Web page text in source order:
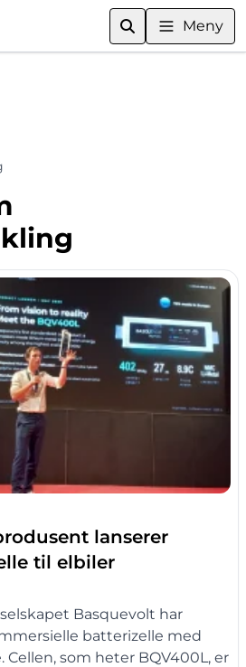
Meny
lanserer
til elbiler
Basquevolt har
batterizelle med
som heter BQV400L, er